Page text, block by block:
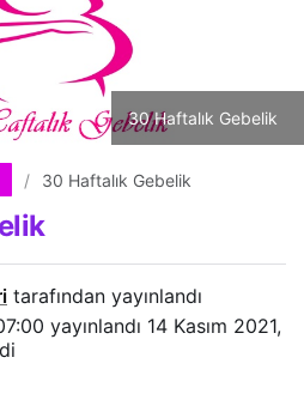
30 Haftalık Gebelik
30 Haftalık Gebelik
tarafından yayınlandı
yayınlandı 14 Kasım 2021,